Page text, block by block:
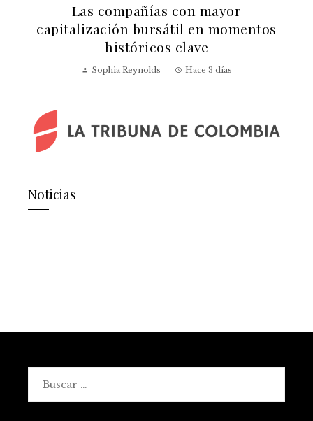
Las compañías con mayor
capitalización bursátil en momentos
históricos clave
Sophia Reynolds Hace 3 días
Noticias